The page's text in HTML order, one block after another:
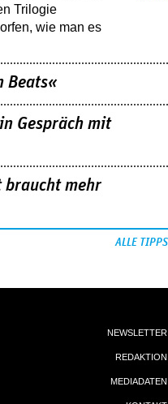
Trilogie
wie man es
Beats«
Gespräch mit
braucht mehr
ALLE TIPPS
NEWSLETTER
REDAKTION
MEDIADATEN